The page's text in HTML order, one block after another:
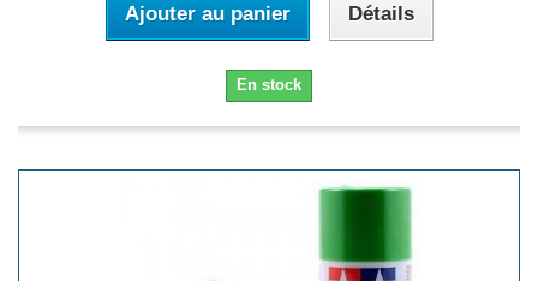
Ajouter au panier Détails
En stock